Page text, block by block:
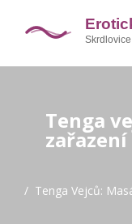
Tenga
Tenga Vejců: